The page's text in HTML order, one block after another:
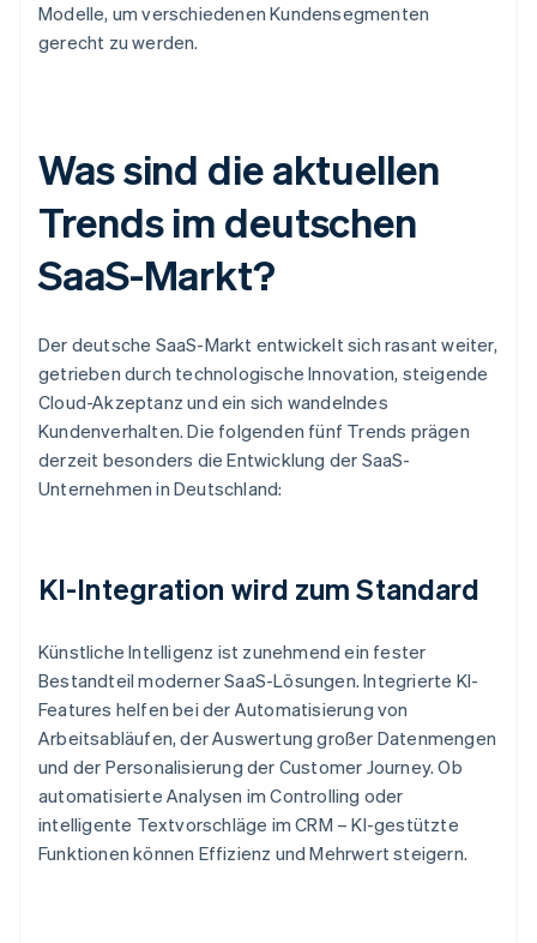
Modelle, um verschiedenen Kundensegmenten
gerecht zu werden.
Was sind die aktuellen
Trends im deutschen
SaaS-Markt?
Der deutsche SaaS-Markt entwickelt sich rasant weiter,
getrieben durch technologische Innovation, steigende
Cloud-Akzeptanz und ein sich wandelndes
Kundenverhalten. Die folgenden fünf Trends prägen
derzeit besonders die Entwicklung der SaaS-
Unternehmen in Deutschland:
KI-Integration wird zum Standard
Künstliche Intelligenz ist zunehmend ein fester
Bestandteil moderner SaaS-Lösungen. Integrierte KI-
Features helfen bei der Automatisierung von
Arbeitsabläufen, der Auswertung großer Datenmengen
und der Personalisierung der Customer Journey. Ob
automatisierte Analysen im Controlling oder
intelligente Textvorschläge im CRM – KI-gestützte
Funktionen können Effizienz und Mehrwert steigern.